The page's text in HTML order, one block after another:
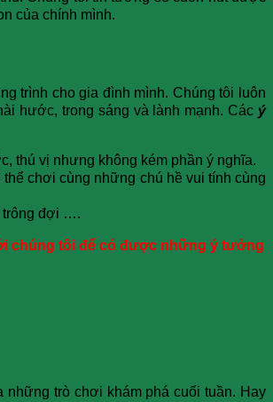
của chính mình.
trình cho gia đình mình. Chúng tôi luôn
hước, trong sáng và lành mạnh. Các ý
thú vị nhưng không kém phần ý nghĩa.
chơi cùng những chú hề vui tính cùng
trông đợi ….
chúng tôi để có được những ý tưởng
những trò chơi khám phá cuối tuần. Hay